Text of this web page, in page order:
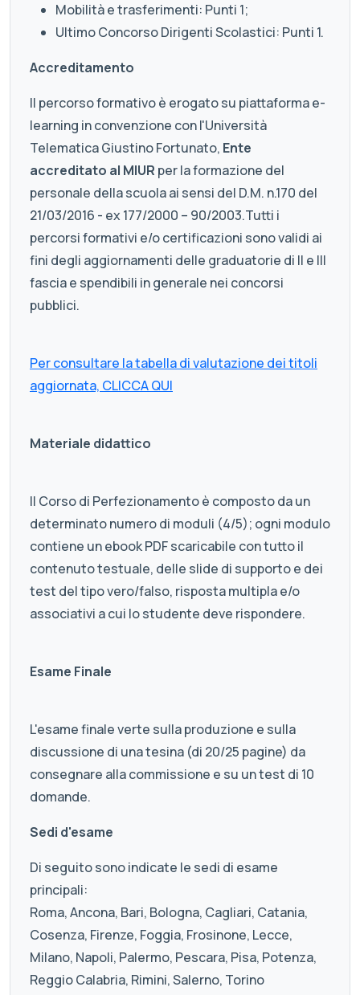
Mobilità e trasferimenti: Punti 1;
Ultimo Concorso Dirigenti Scolastici: Punti 1.
Accreditamento
Il percorso formativo è erogato su piattaforma e-
learning in convenzione con l'Università
Telematica Giustino Fortunato, Ente
accreditato al MIUR per la formazione del
personale della scuola ai sensi del D.M. n.170 del
21/03/2016 - ex 177/2000 – 90/2003.Tutti i
percorsi formativi e/o certificazioni sono validi ai
fini degli aggiornamenti delle graduatorie di II e III
fascia e spendibili in generale nei concorsi
pubblici.
Per consultare la tabella di valutazione dei titoli
aggiornata, CLICCA QUI
Materiale didattico
Il Corso di Perfezionamento è composto da un
determinato numero di moduli (4/5); ogni modulo
contiene un ebook PDF scaricabile con tutto il
contenuto testuale, delle slide di supporto e dei
test del tipo vero/falso, risposta multipla e/o
associativi a cui lo studente deve rispondere.
Esame Finale
L'esame finale verte sulla produzione e sulla
discussione di una tesina (di 20/25 pagine) da
consegnare alla commissione e su un test di 10
domande.
Sedi d'esame
Di seguito sono indicate le sedi di esame
principali:
Roma, Ancona, Bari, Bologna, Cagliari, Catania,
Cosenza, Firenze, Foggia, Frosinone, Lecce,
Milano, Napoli, Palermo, Pescara, Pisa, Potenza,
Reggio Calabria, Rimini, Salerno, Torino